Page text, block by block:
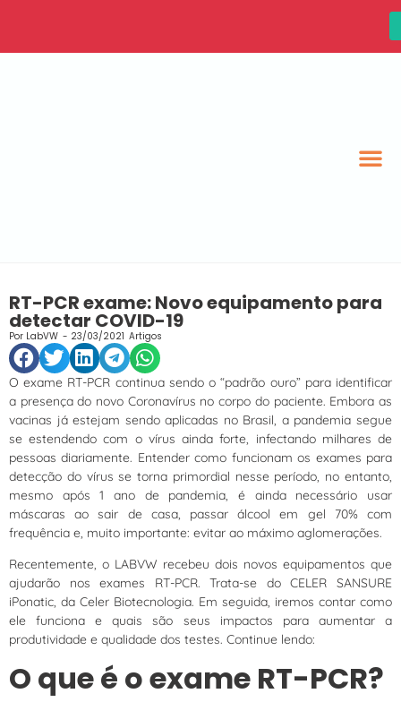
RT-PCR exame: Novo equipamento para
detectar COVID-19
Por LabVW - 23/03/2021 Artigos
O exame RT-PCR continua sendo o “padrão ouro” para identificar
a presença do novo Coronavírus no corpo do paciente. Embora as
vacinas já estejam sendo aplicadas no Brasil, a pandemia segue
se estendendo com o vírus ainda forte, infectando milhares de
pessoas diariamente. Entender como funcionam os exames para
detecção do vírus se torna primordial nesse período, no entanto,
mesmo após 1 ano de pandemia, é ainda necessário usar
máscaras ao sair de casa, passar álcool em gel 70% com
frequência e, muito importante: evitar ao máximo aglomerações.
Recentemente, o LABVW recebeu dois novos equipamentos que
ajudarão nos exames RT-PCR. Trata-se do CELER SANSURE
iPonatic, da Celer Biotecnologia. Em seguida, iremos contar como
ele funciona e quais são seus impactos para aumentar a
produtividade e qualidade dos testes. Continue lendo:
O que é o exame RT-PCR?